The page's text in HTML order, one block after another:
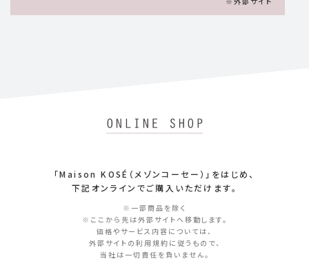
「Maison KOSÉ（メゾンコーセー）」をはじめ、
下記オンラインでご購入いただけます。
※一部商品を除く
※ここから先は外部サイトへ移動します。
価格やサービス内容については、
外部サイトの利用規約に従うもので、
当社は一切責任を負いません。